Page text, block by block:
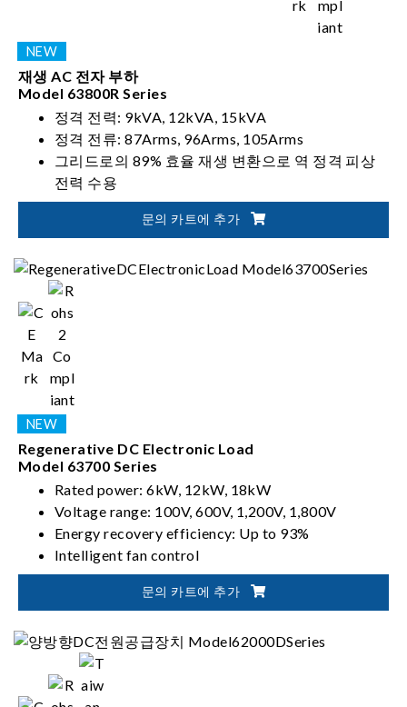
재생 AC 전자 부하
Model 63800R Series
정격 전력: 9kVA, 12kVA, 15kVA
정격 전류: 87Arms, 96Arms, 105Arms
그리드로의 89% 효율 재생 변환으로 역 정격 피상
전력 수용
EVSE, 독립형 PV 인버터 및 UPS 제품 테스트 용도
문의 카트에 추가
Regenerative DC Electronic Load
Model 63700 Series
Rated power: 6kW, 12kW, 18kW
Voltage range: 100V, 600V, 1,200V, 1,800V
Energy recovery efficiency: Up to 93%
Intelligent fan control
문의 카트에 추가